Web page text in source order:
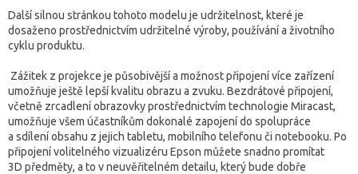
Další silnou stránkou tohoto modelu je udržitelnost, které je
dosaženo prostřednictvím udržitelné výroby, používání a životního
cyklu produktu.
Zážitek z projekce je působivější a možnost připojení více zařízení
umožňuje ještě lepší kvalitu obrazu a zvuku. Bezdrátové připojení,
včetně zrcadlení obrazovky prostřednictvím technologie Miracast,
umožňuje všem účastníkům dokonalé zapojení do spolupráce
a sdílení obsahu z jejich tabletu, mobilního telefonu či notebooku. Po
připojení volitelného vizualizéru Epson můžete snadno promítat
3D předměty, a to v neuvěřitelném detailu, který bude dobře